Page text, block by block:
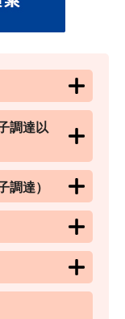
調達以
調達）